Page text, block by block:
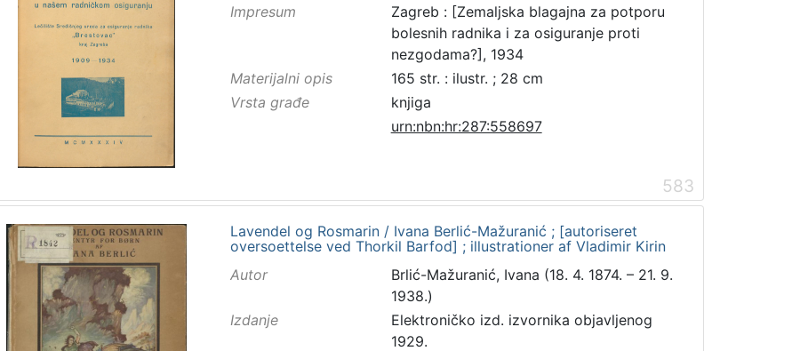
Impresum
Zagreb : [Zemaljska blagajna za potporu
bolesnih radnika i za osiguranje proti
nezgodama?], 1934
Materijalni opis
165 str. : ilustr. ; 28 cm
Vrsta građe
knjiga
urn:nbn:hr:287:558697
583
Lavendel og Rosmarin / Ivana Berlić-Mažuranić ; [autoriseret
oversoettelse ved Thorkil Barfod] ; illustrationer af Vladimir Kirin
Autor
Brlić-Mažuranić, Ivana (18. 4. 1874. – 21. 9.
1938.)
Izdanje
Elektroničko izd. izvornika objavljenog
1929.